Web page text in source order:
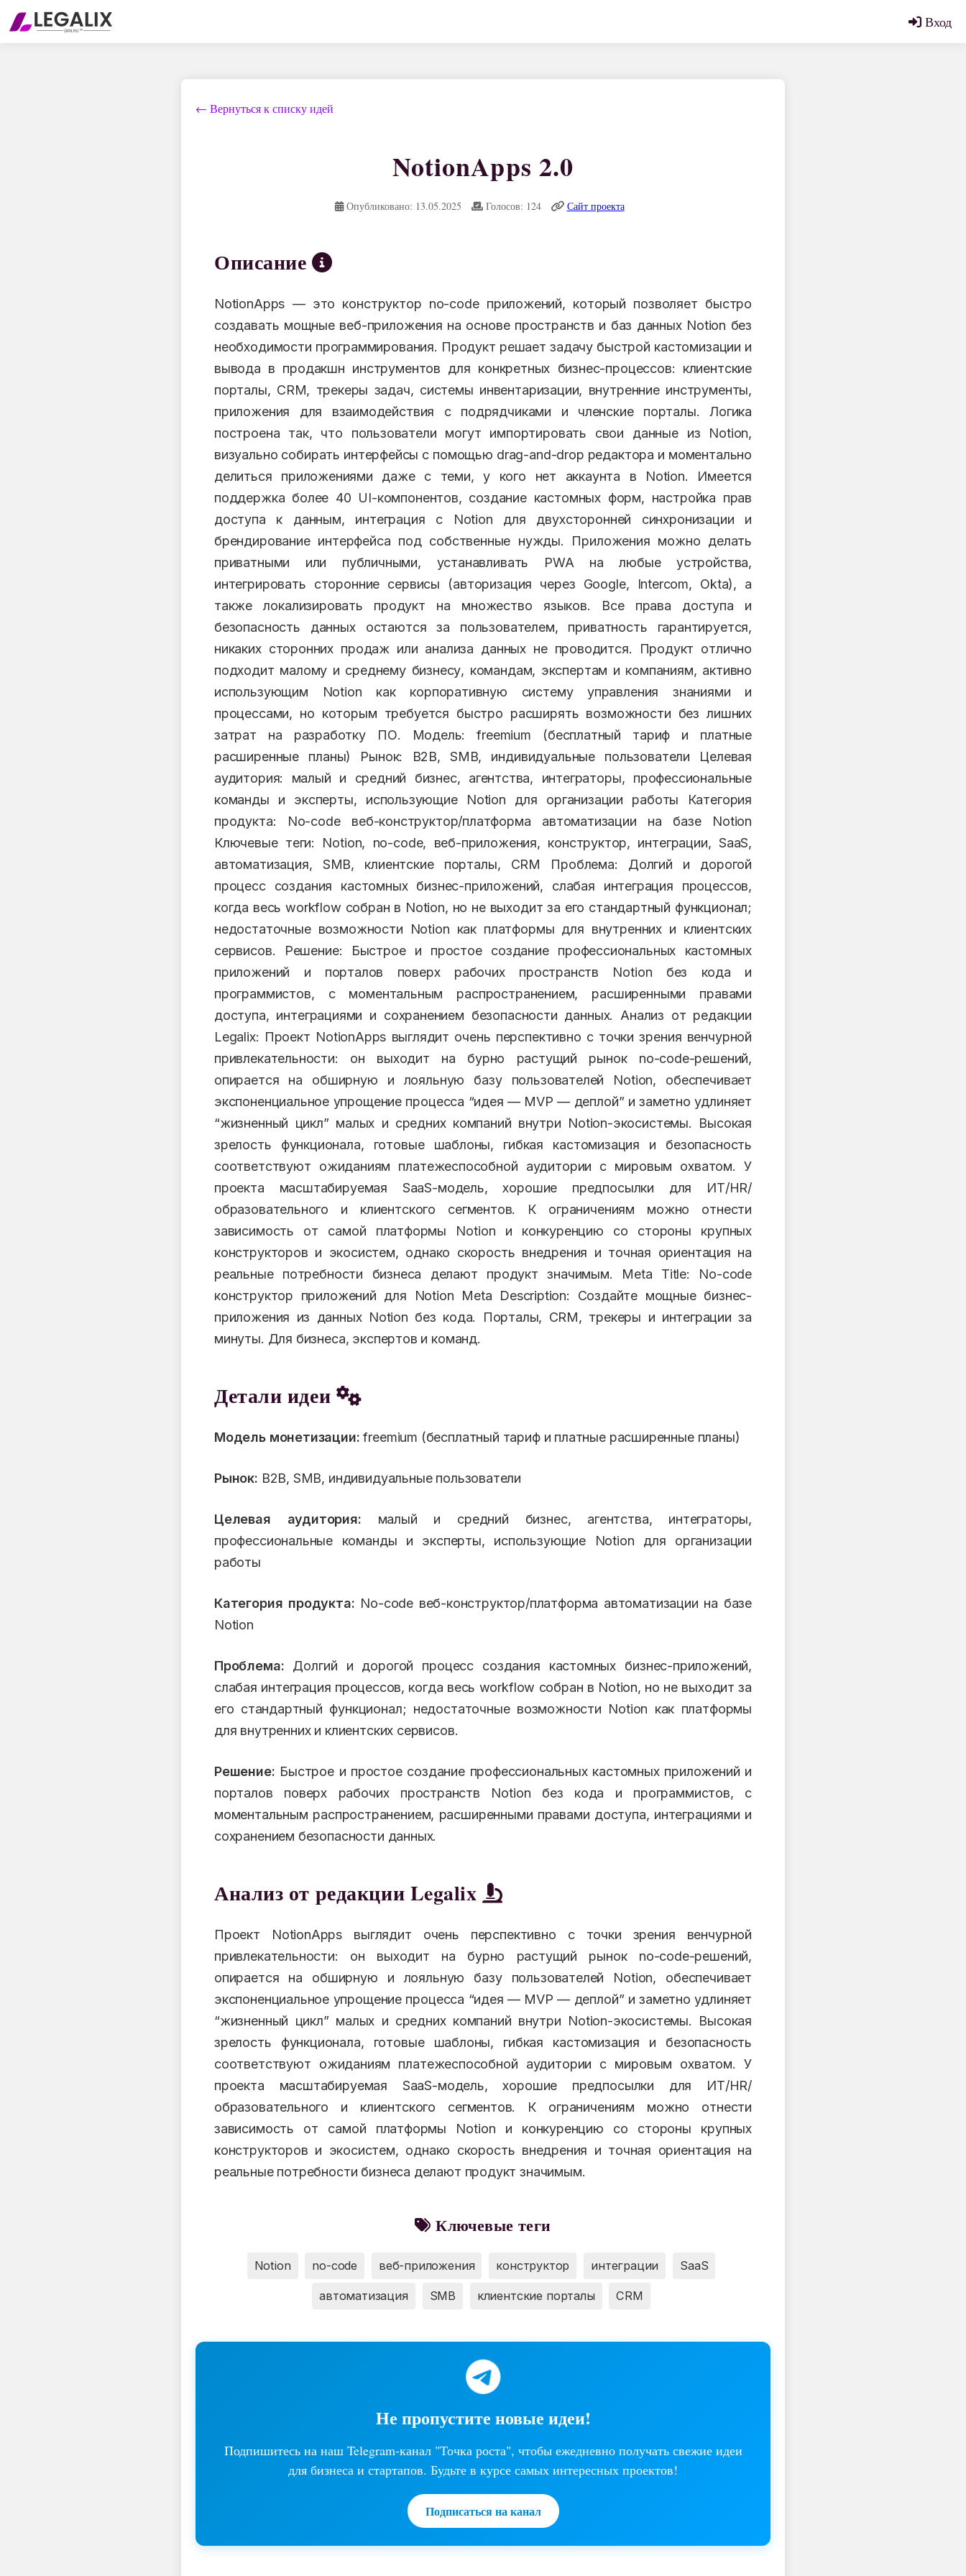
Вход
← Вернуться к списку идей
NotionApps 2.0
Опубликовано: 13.05.2025 Голосов: 124 Сайт проекта
Описание
NotionApps — это конструктор no-code приложений, который позволяет быстро
создавать мощные веб-приложения на основе пространств и баз данных Notion без
необходимости программирования. Продукт решает задачу быстрой кастомизации и
вывода в продакшн инструментов для конкретных бизнес-процессов: клиентские
порталы, CRM, трекеры задач, системы инвентаризации, внутренние инструменты,
приложения для взаимодействия с подрядчиками и членские порталы. Логика
построена так, что пользователи могут импортировать свои данные из Notion,
визуально собирать интерфейсы с помощью drag-and-drop редактора и моментально
делиться приложениями даже с теми, у кого нет аккаунта в Notion. Имеется
поддержка более 40 UI-компонентов, создание кастомных форм, настройка прав
доступа к данным, интеграция с Notion для двухсторонней синхронизации и
брендирование интерфейса под собственные нужды. Приложения можно делать
приватными или публичными, устанавливать PWA на любые устройства,
интегрировать сторонние сервисы (авторизация через Google, Intercom, Okta), а
также локализировать продукт на множество языков. Все права доступа и
безопасность данных остаются за пользователем, приватность гарантируется,
никаких сторонних продаж или анализа данных не проводится. Продукт отлично
подходит малому и среднему бизнесу, командам, экспертам и компаниям, активно
использующим Notion как корпоративную систему управления знаниями и
процессами, но которым требуется быстро расширять возможности без лишних
затрат на разработку ПО. Модель: freemium (бесплатный тариф и платные
расширенные планы) Рынок: B2B, SMB, индивидуальные пользователи Целевая
аудитория: малый и средний бизнес, агентства, интеграторы, профессиональные
команды и эксперты, использующие Notion для организации работы Категория
продукта: No-code веб-конструктор/платформа автоматизации на базе Notion
Ключевые теги: Notion, no-code, веб-приложения, конструктор, интеграции, SaaS,
автоматизация, SMB, клиентские порталы, CRM Проблема: Долгий и дорогой
процесс создания кастомных бизнес-приложений, слабая интеграция процессов,
когда весь workflow собран в Notion, но не выходит за его стандартный функционал;
недостаточные возможности Notion как платформы для внутренних и клиентских
сервисов. Решение: Быстрое и простое создание профессиональных кастомных
приложений и порталов поверх рабочих пространств Notion без кода и
программистов, с моментальным распространением, расширенными правами
доступа, интеграциями и сохранением безопасности данных. Анализ от редакции
Legalix: Проект NotionApps выглядит очень перспективно с точки зрения венчурной
привлекательности: он выходит на бурно растущий рынок no-code-решений,
опирается на обширную и лояльную базу пользователей Notion, обеспечивает
экспоненциальное упрощение процесса “идея — MVP — деплой” и заметно удлиняет
“жизненный цикл” малых и средних компаний внутри Notion-экосистемы. Высокая
зрелость функционала, готовые шаблоны, гибкая кастомизация и безопасность
соответствуют ожиданиям платежеспособной аудитории с мировым охватом. У
проекта масштабируемая SaaS-модель, хорошие предпосылки для ИТ/HR/
образовательного и клиентского сегментов. К ограничениям можно отнести
зависимость от самой платформы Notion и конкуренцию со стороны крупных
конструкторов и экосистем, однако скорость внедрения и точная ориентация на
реальные потребности бизнеса делают продукт значимым. Meta Title: No-code
конструктор приложений для Notion Meta Description: Создайте мощные бизнес-
приложения из данных Notion без кода. Порталы, CRM, трекеры и интеграции за
минуты. Для бизнеса, экспертов и команд.
Детали идеи
Модель монетизации: freemium (бесплатный тариф и платные расширенные планы)
Рынок: B2B, SMB, индивидуальные пользователи
Целевая аудитория: малый и средний бизнес, агентства, интеграторы,
профессиональные команды и эксперты, использующие Notion для организации
работы
Категория продукта: No-code веб-конструктор/платформа автоматизации на базе
Notion
Проблема: Долгий и дорогой процесс создания кастомных бизнес-приложений,
слабая интеграция процессов, когда весь workflow собран в Notion, но не выходит за
его стандартный функционал; недостаточные возможности Notion как платформы
для внутренних и клиентских сервисов.
Решение: Быстрое и простое создание профессиональных кастомных приложений и
порталов поверх рабочих пространств Notion без кода и программистов, с
моментальным распространением, расширенными правами доступа, интеграциями и
сохранением безопасности данных.
Анализ от редакции Legalix
Проект NotionApps выглядит очень перспективно с точки зрения венчурной
привлекательности: он выходит на бурно растущий рынок no-code-решений,
опирается на обширную и лояльную базу пользователей Notion, обеспечивает
экспоненциальное упрощение процесса “идея — MVP — деплой” и заметно удлиняет
“жизненный цикл” малых и средних компаний внутри Notion-экосистемы. Высокая
зрелость функционала, готовые шаблоны, гибкая кастомизация и безопасность
соответствуют ожиданиям платежеспособной аудитории с мировым охватом. У
проекта масштабируемая SaaS-модель, хорошие предпосылки для ИТ/HR/
образовательного и клиентского сегментов. К ограничениям можно отнести
зависимость от самой платформы Notion и конкуренцию со стороны крупных
конструкторов и экосистем, однако скорость внедрения и точная ориентация на
реальные потребности бизнеса делают продукт значимым.
Ключевые теги
Notion no-code веб-приложения конструктор интеграции SaaS
автоматизация SMB клиентские порталы CRM
Не пропустите новые идеи!
Подпишитесь на наш Telegram-канал "Точка роста", чтобы ежедневно получать свежие идеи
для бизнеса и стартапов. Будьте в курсе самых интересных проектов!
Подписаться на канал